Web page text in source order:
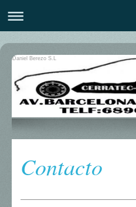
Daniel Berezo S.L
Contacto